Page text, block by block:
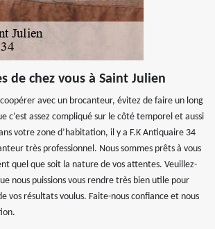
de chez vous à Saint Julien
avec un brocanteur, évitez de faire un long
c’est assez compliqué sur le côté temporel et aussi
votre zone d’habitation, il y a F.K Antiquaire 34
très professionnel. Nous sommes prêts à vous
quel que soit la nature de vos attentes. Veuillez-
nous puissions vous rendre très bien utile pour
vos résultats voulus. Faite-nous confiance et nous